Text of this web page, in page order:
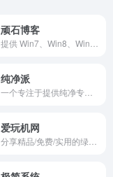
顽石博客
纯净派
爱玩机网